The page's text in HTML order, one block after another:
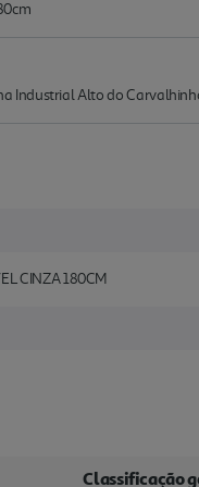
Industrial Alto do
CINZA 180CM